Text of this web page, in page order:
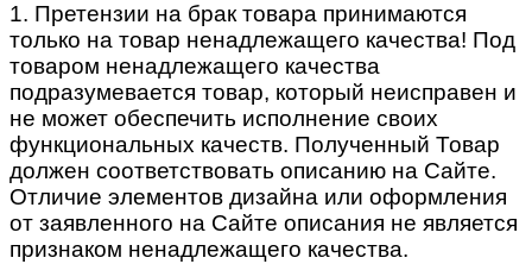
1. Претензии на брак товара принимаются
только на товар ненадлежащего качества! Под
товаром ненадлежащего качества
подразумевается товар, который неисправен и
не может обеспечить исполнение своих
функциональных качеств. Полученный Товар
должен соответствовать описанию на Сайте.
Отличие элементов дизайна или оформления
от заявленного на Сайте описания не является
признаком ненадлежащего качества.